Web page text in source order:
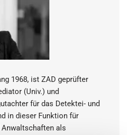
1968, ist ZAD geprüfter
(Univ.) und
für das Detektei- und
in dieser Funktion für
als